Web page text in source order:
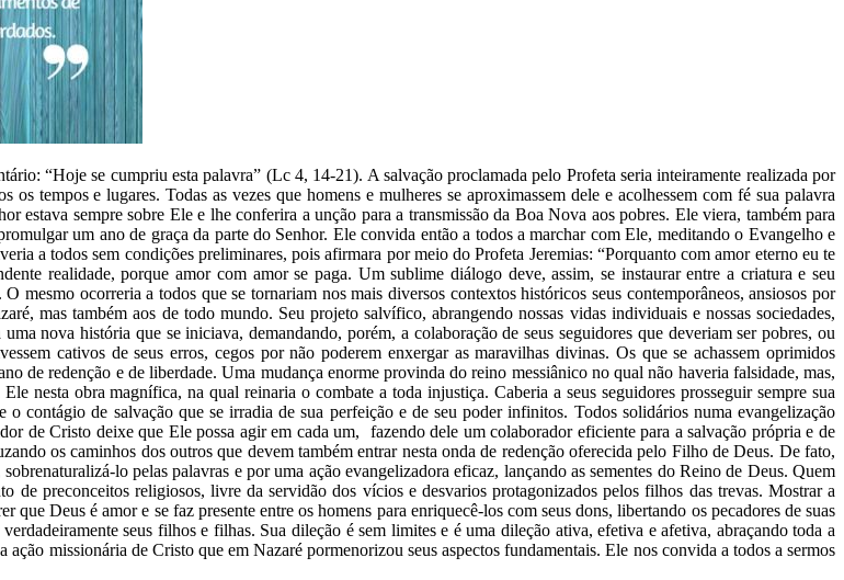
“Hoje se cumpriu esta palavra” (Lc 4, 14-21). A salvação proclamada pelo Profeta seria inteiramente realizada por
tempos e lugares. Todas as vezes que homens e mulheres se aproximassem dele e acolhessem com fé sua palavra
estava sempre sobre Ele e lhe conferira a unção para a transmissão da Boa Nova aos pobres. Ele viera, também para
um ano de graça da parte do Senhor. Ele convida então a todos a marchar com Ele, meditando o Evangelho e
a todos sem condições preliminares, pois afirmara por meio do Profeta Jeremias: “Porquanto com amor eterno eu te
realidade, porque amor com amor se paga. Um sublime diálogo deve, assim, se instaurar entre a criatura e seu
mesmo ocorreria a todos que se tornariam nos mais diversos contextos históricos seus contemporâneos, ansiosos por
mas também aos de todo mundo. Seu projeto salvífico, abrangendo nossas vidas individuais e nossas sociedades,
nova história que se iniciava, demandando, porém, a colaboração de seus seguidores que deveriam ser pobres, ou
cativos de seus erros, cegos por não poderem enxergar as maravilhas divinas. Os que se achassem oprimidos
de redenção e de liberdade. Uma mudança enorme provinda do reino messiânico no qual não haveria falsidade, mas,
nesta obra magnífica, na qual reinaria o combate a toda injustiça. Caberia a seus seguidores prosseguir sempre sua
o contágio de salvação que se irradia de sua perfeição e de seu poder infinitos. Todos solidários numa evangelização
de Cristo deixe que Ele possa agir em cada um, fazendo dele um colaborador eficiente para a salvação própria e de
os caminhos dos outros que devem também entrar nesta onda de redenção oferecida pelo Filho de Deus. De fato,
lo pelas palavras e por uma ação evangelizadora eficaz, lançando as sementes do Reino de Deus. Quem
de preconceitos religiosos, livre da servidão dos vícios e desvarios protagonizados pelos filhos das trevas. Mostrar a
Deus é amor e se faz presente entre os homens para enriquecê-los com seus dons, libertando os pecadores de suas
seus filhos e filhas. Sua dileção é sem limites e é uma dileção ativa, efetiva e afetiva, abraçando toda a
missionária de Cristo que em Nazaré pormenorizou seus aspectos fundamentais. Ele nos convida a todos a sermos